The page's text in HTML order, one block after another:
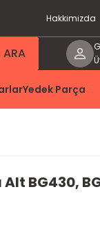
Hakkimizda
ARA
Yedek Parça
Alt BG430,